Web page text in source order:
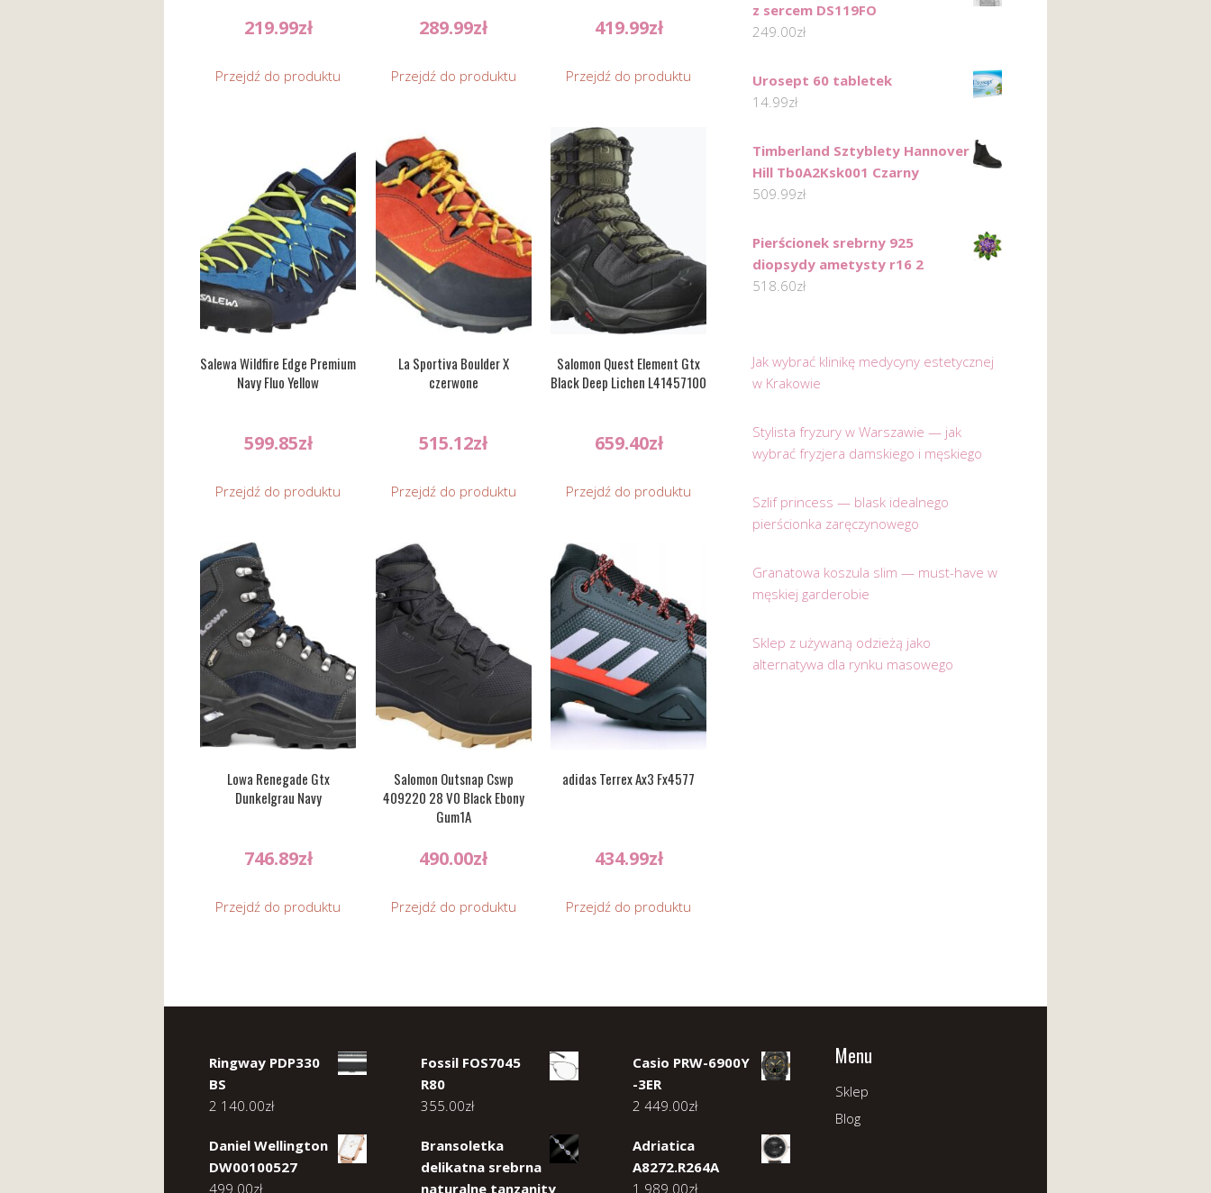
219.99zł
Przejdź do produktu
289.99zł
Przejdź do produktu
419.99zł
Przejdź do produktu
Salewa Wildfire Edge Premium
Navy Fluo Yellow
599.85zł
Przejdź do produktu
La Sportiva Boulder X
czerwone
515.12zł
Przejdź do produktu
Salomon Quest Element Gtx
Black Deep Lichen L41457100
659.40zł
Przejdź do produktu
Lowa Renegade Gtx
Dunkelgrau Navy
746.89zł
Przejdź do produktu
Salomon Outsnap Cswp
409220 28 V0 Black Ebony
Gum1A
490.00zł
Przejdź do produktu
adidas Terrex Ax3 Fx4577
434.99zł
Przejdź do produktu
z sercem DS119FO
249.00zł
Urosept 60 tabletek
14.99zł
Timberland Sztyblety Hannover
Hill Tb0A2Ksk001 Czarny
509.99zł
Pierścionek srebrny 925
diopsydy ametysty r16 2
518.60zł
Jak wybrać klinikę medycyny estetycznej
w Krakowie
Stylista fryzury w Warszawie — jak
wybrać fryzjera damskiego i męskiego
Szlif princess — blask idealnego
pierścionka zaręczynowego
Granatowa koszula slim — must-have w
męskiej garderobie
Sklep z używaną odzieżą jako
alternatywa dla rynku masowego
Ringway PDP330
BS
2 140.00zł
Daniel Wellington
DW00100527
499.00zł
Fossil FOS7045
R80
355.00zł
Bransoletka
delikatna srebrna
naturalne tanzanity
Casio PRW-6900Y
-3ER
2 449.00zł
Adriatica
A8272.R264A
1 989.00zł
Menu
Sklep
Blog